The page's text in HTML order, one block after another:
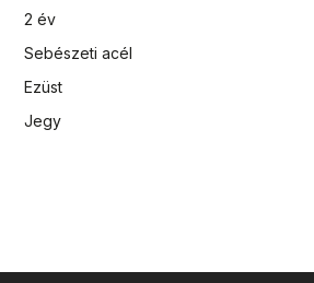
2 év
Sebészeti acél
Ezüst
Jegy